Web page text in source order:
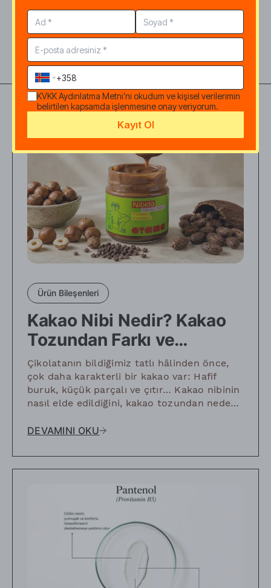
Diğer Yazılarımız
Ürün Bileşenleri
Kakao Nibi Nedir? Kakao
Tozundan Farkı ve
Kullanım Alanları
Çikolatanın bildiğimiz tatlı hâlinden önce,
çok daha karakterli bir kakao var: Hafif
buruk, küçük parçalı ve çıtır… Kakao nibinin
nasıl elde edildiğini, kakao tozundan neden
kullanılabileceğini birlikte keşfediyoruz.
DEVAMINI OKU
KVKK Aydınlatma Metni’ni okudum ve kişisel verilerimin
belirtilen kapsamda işlenmesine onay veriyorum.
Kayıt Ol